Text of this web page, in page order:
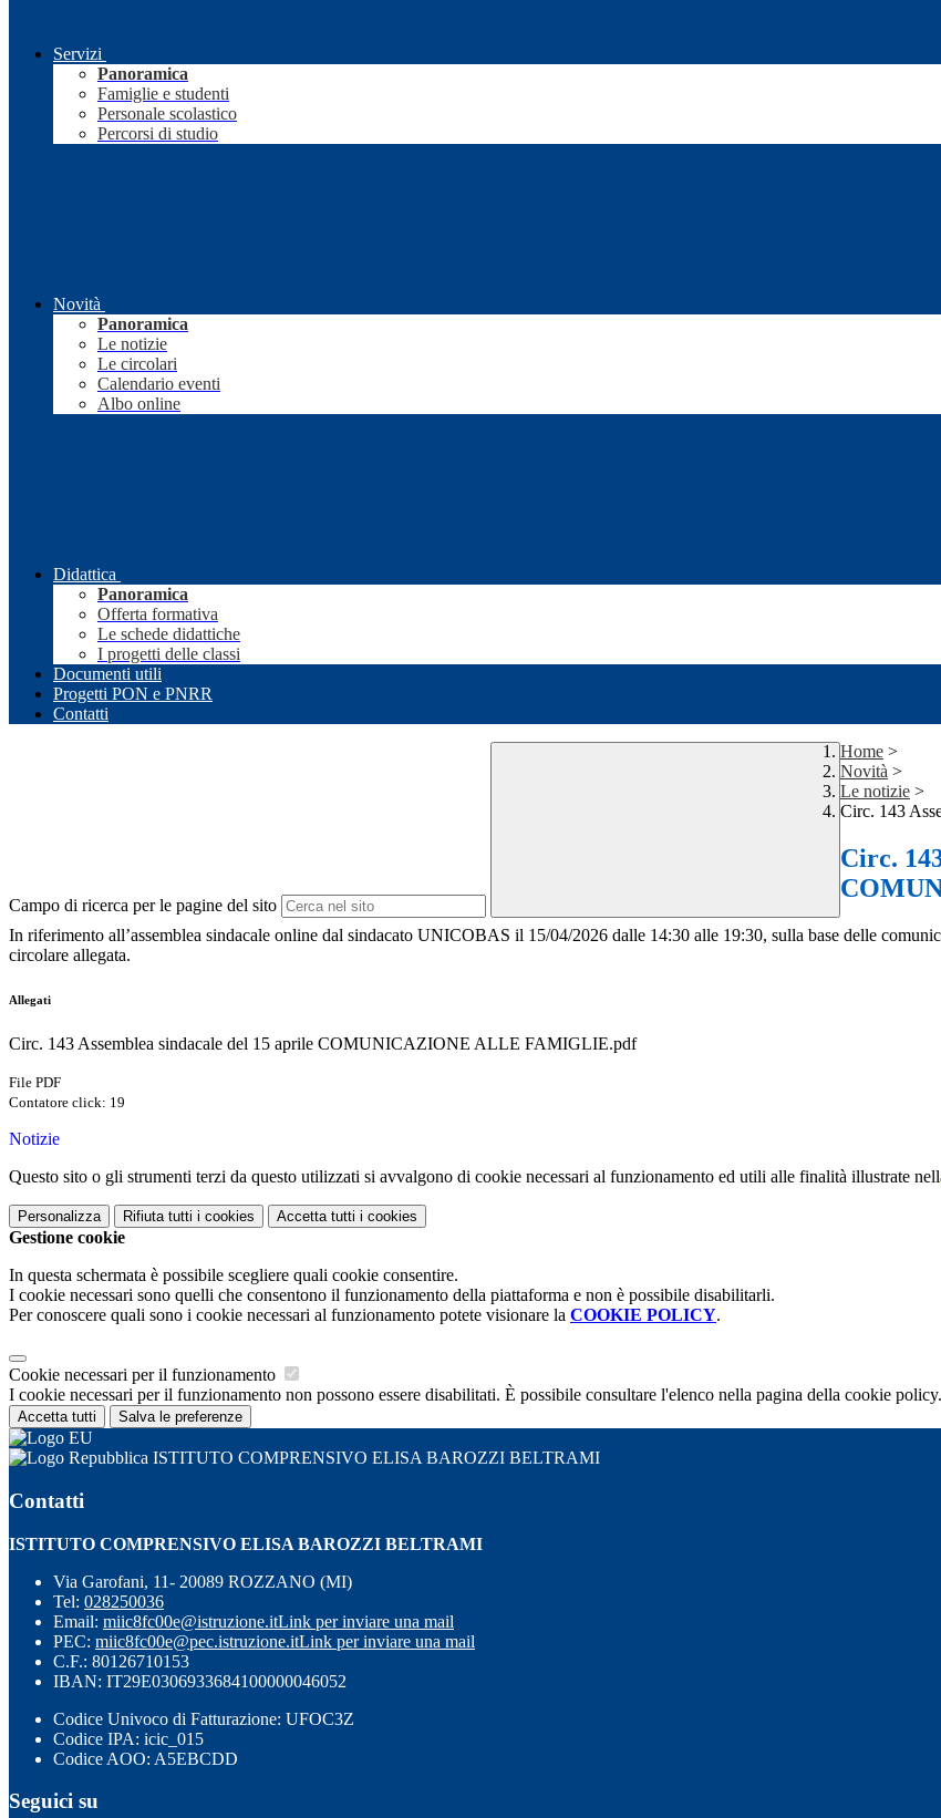
Servizi
Panoramica
Famiglie e studenti
Personale scolastico
Percorsi di studio
Novità
Panoramica
Le notizie
Le circolari
Calendario eventi
Albo online
Didattica
Panoramica
Offerta formativa
Le schede didattiche
I progetti delle classi
Documenti utili
Progetti PON e PNRR
Contatti
Campo di ricerca per le pagine del sito
Home >
Novità >
Le notizie >
Circ. 143
Circ.
In riferimento all’assemblea sindacale online dal sindacato UNICOBAS il 15/04/2026 dalle 14:30 alle 19:30, sulla base delle
circolare allegata.
Allegati
Circ. 143 Assemblea sindacale del 15 aprile COMUNICAZIONE ALLE FAMIGLIE.pdf
File PDF
Contatore click: 19
Notizie
Questo sito o gli strumenti terzi da questo utilizzati si avvalgono di cookie necessari al funzionamento ed utili alle finalità illustrate
Personalizza Rifiuta tutti i cookies Accetta tutti i cookies
Gestione cookie
In questa schermata è possibile scegliere quali cookie consentire.
I cookie necessari sono quelli che consentono il funzionamento della piattaforma e non è possibile disabilitarli.
Per conoscere quali sono i cookie necessari al funzionamento potete visionare la COOKIE POLICY.
Cookie necessari per il funzionamento
I cookie necessari per il funzionamento non possono essere disabilitati. È possibile consultare l'elenco nella pagina della cookie policy.
Accetta tutti Salva le preferenze
ISTITUTO COMPRENSIVO ELISA BAROZZI BELTRAMI
Contatti
ISTITUTO COMPRENSIVO ELISA BAROZZI BELTRAMI
Via Garofani, 11- 20089 ROZZANO (MI)
Tel: 028250036
Email: miic8fc00e@istruzione.itLink per inviare una mail
PEC: miic8fc00e@pec.istruzione.itLink per inviare una mail
C.F.: 80126710153
IBAN: IT29E0306933684100000046052
Codice Univoco di Fatturazione: UFOC3Z
Codice IPA: icic_015
Codice AOO: A5EBCDD
Seguici su